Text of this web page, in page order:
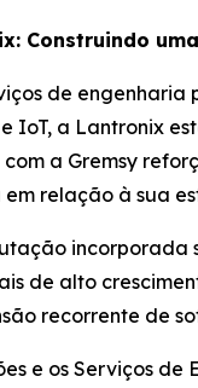
Construindo
de engenharia
IoT, a Lantronix
a Gremsy
em relação à sua
incorporada
de alto
recorrente de
e os Serviços